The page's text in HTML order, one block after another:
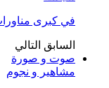
في كبرى
السابق التالي
صوت و صورة
مشاهير و نجوم